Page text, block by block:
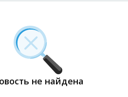
не найдена